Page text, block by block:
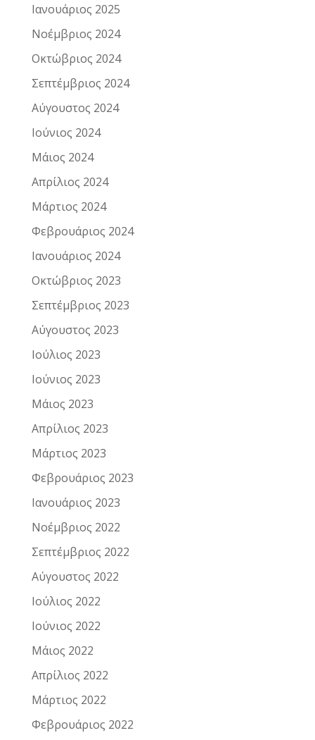
Ιανουάριος 2025
Νοέμβριος 2024
Οκτώβριος 2024
Σεπτέμβριος 2024
Αύγουστος 2024
Ιούνιος 2024
Μάιος 2024
Απρίλιος 2024
Μάρτιος 2024
Φεβρουάριος 2024
Ιανουάριος 2024
Οκτώβριος 2023
Σεπτέμβριος 2023
Αύγουστος 2023
Ιούλιος 2023
Ιούνιος 2023
Μάιος 2023
Απρίλιος 2023
Μάρτιος 2023
Φεβρουάριος 2023
Ιανουάριος 2023
Νοέμβριος 2022
Σεπτέμβριος 2022
Αύγουστος 2022
Ιούλιος 2022
Ιούνιος 2022
Μάιος 2022
Απρίλιος 2022
Μάρτιος 2022
Φεβρουάριος 2022